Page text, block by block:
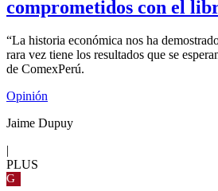
comprometidos con el
“La historia económica nos ha
rara vez tiene los resultados que se
de ComexPerú.
Opinión
Jaime Dupuy
PLUS
G